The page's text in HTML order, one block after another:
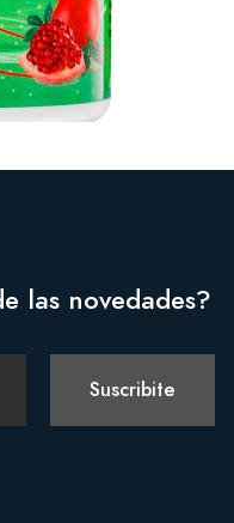
las novedades?
Suscribite